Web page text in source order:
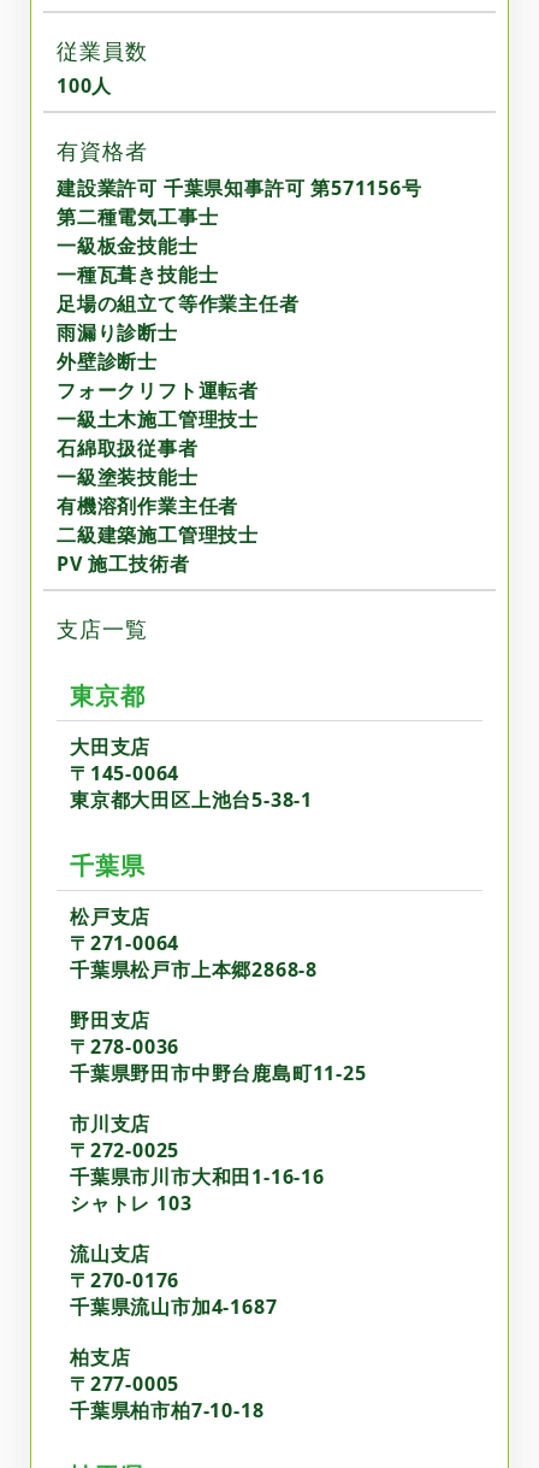
従業員数
100人
有資格者
建設業許可 千葉県知事許可 第571156号
第二種電気工事士
一級板金技能士
一種瓦葺き技能士
足場の組立て等作業主任者
雨漏り診断士
外壁診断士
フォークリフト運転者
一級土木施工管理技士
石綿取扱従事者
一級塗装技能士
有機溶剤作業主任者
二級建築施工管理技士
PV 施工技術者
支店一覧
東京都
大田支店
〒145-0064
東京都大田区上池台5-38-1
千葉県
松戸支店
〒271-0064
千葉県松戸市上本郷2868-8
野田支店
〒278-0036
千葉県野田市中野台鹿島町11-25
市川支店
〒272-0025
千葉県市川市大和田1-16-16
シャトレ 103
流山支店
〒270-0176
千葉県流山市加4-1687
柏支店
〒277-0005
千葉県柏市柏7-10-18